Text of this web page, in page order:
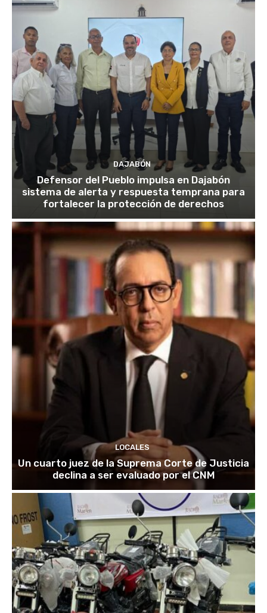
DAJABÓN
Defensor del Pueblo impulsa en Dajabón
sistema de alerta y respuesta temprana para
fortalecer la protección de derechos
LOCALES
Un cuarto juez de la Suprema Corte de Justicia
declina a ser evaluado por el CNM